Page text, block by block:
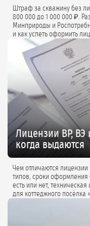
Штраф за скважину без
800 000 до 1 000 000 ₽. Разбираем, как
Минприроды и
и как успеть оформить лицензию в
практики и советы
Лицензии ВР, ВЭ
когда выдаются
Чем отличаются
типов, сроки оформления (30–60 дней), сценарии выбора: скважина
есть или нет,
для коттеджного